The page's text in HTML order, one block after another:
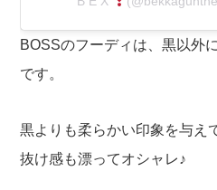
BOSSのフーディは、黒以外
です。
黒よりも柔らかい印象を与え
抜け感も漂ってオシャレ♪